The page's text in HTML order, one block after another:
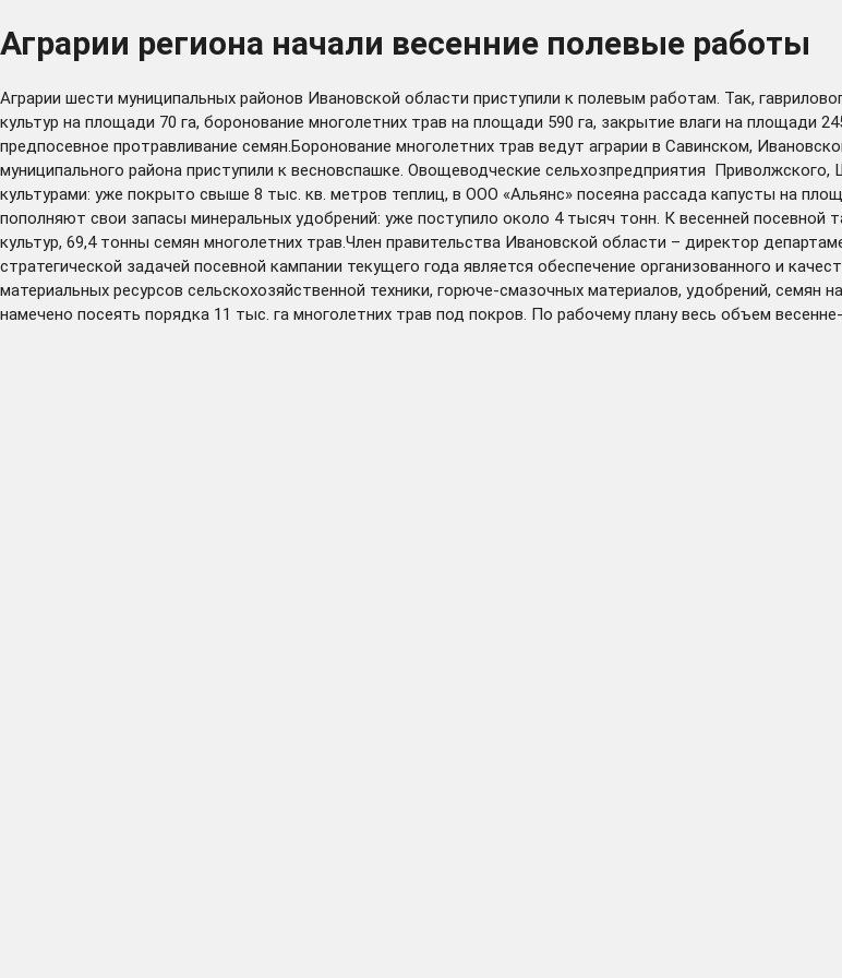
Аграрии региона начали весенние полевые работы
Аграрии шести муниципальных районов Ивановской области приступили к полевым работам. Так,
культур на площади 70 га, боронование многолетних трав на площади 590 га, закрытие влаги на площади
предпосевное протравливание семян.Боронование многолетних трав ведут аграрии в Савинском,
муниципального района приступили к весновспашке. Овощеводческие сельхозпредприятия
культурами: уже покрыто свыше 8 тыс. кв. метров теплиц, в ООО «Альянс» посеяна рассада капусты на
пополняют свои запасы минеральных удобрений: уже поступило около 4 тысяч тонн. К весенней
культур, 69,4 тонны семян многолетних трав.Член правительства Ивановской области – директор
стратегической задачей посевной кампании текущего года является обеспечение организованного и
материальных ресурсов сельскохозяйственной техники, горюче-смазочных материалов, удобрений, семян
намечено посеять порядка 11 тыс. га многолетних трав под покров. По рабочему плану весь объем